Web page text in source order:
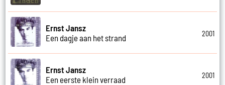
Ernst Jansz
Een dagje aan het strand
2001
Ernst Jansz
Een eerste klein verraad
2001